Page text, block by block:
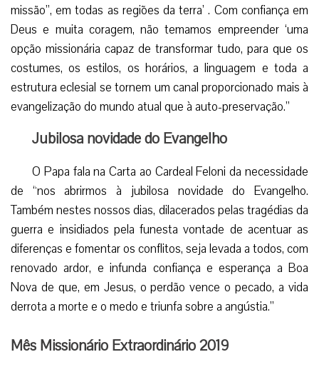
missão”, em todas as regiões da terra’ . Com confiança em
Deus e muita coragem, não temamos empreender ‘uma
opção missionária capaz de transformar tudo, para que os
costumes, os estilos, os horários, a linguagem e toda a
estrutura eclesial se tornem um canal proporcionado mais à
evangelização do mundo atual que à auto-preservação.”
Jubilosa novidade do Evangelho
O Papa fala na Carta ao Cardeal Feloni da necessidade
de “nos abrirmos à jubilosa novidade do Evangelho.
Também nestes nossos dias, dilacerados pelas tragédias da
guerra e insidiados pela funesta vontade de acentuar as
diferenças e fomentar os conflitos, seja levada a todos, com
renovado ardor, e infunda confiança e esperança a Boa
Nova de que, em Jesus, o perdão vence o pecado, a vida
derrota a morte e o medo e triunfa sobre a angústia.”
Mês Missionário Extraordinário 2019